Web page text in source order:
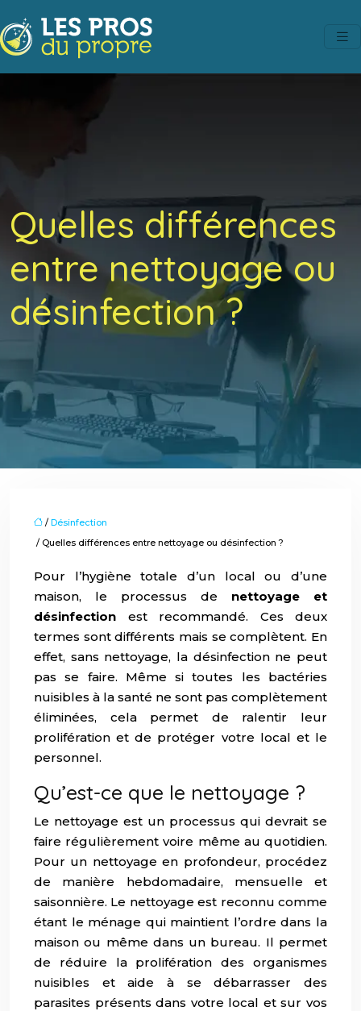
Quelles différences
entre nettoyage ou
désinfection ?
/ Désinfection
/ Quelles différences entre nettoyage ou désinfection ?
Pour l’hygiène totale d’un local ou d’une
maison, le processus de nettoyage et
désinfection est recommandé. Ces deux
termes sont différents mais se complètent. En
effet, sans nettoyage, la désinfection ne peut
pas se faire. Même si toutes les bactéries
nuisibles à la santé ne sont pas complètement
éliminées, cela permet de ralentir leur
prolifération et de protéger votre local et le
personnel.
Qu’est-ce que le nettoyage ?
Le nettoyage est un processus qui devrait se
faire régulièrement voire même au quotidien.
Pour un nettoyage en profondeur, procédez
de manière hebdomadaire, mensuelle et
saisonnière. Le nettoyage est reconnu comme
étant le ménage qui maintient l’ordre dans la
maison ou même dans un bureau. Il permet
de réduire la prolifération des organismes
nuisibles et aide à se débarrasser des
parasites présents dans votre local et sur vos